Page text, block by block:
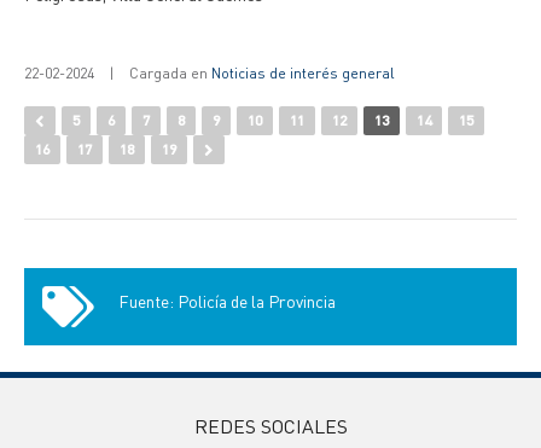
22-02-2024 | Cargada en Noticias de interés general
5 6 7 8 9 10 11 12 13 14
15
16
17 18 19
Fuente: Policía de la Provincia
REDES SOCIALES